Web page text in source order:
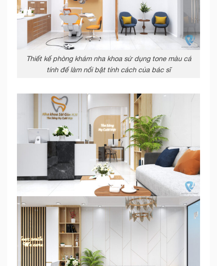
Thiết kế phòng khám nha khoa sử dụng tone màu cá
tính để làm nổi bật tính cách của bác sĩ